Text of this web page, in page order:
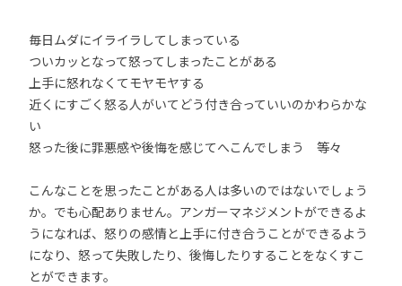
毎日ムダにイライラしてしまっている
ついカッとなって怒ってしまったことがある
上手に怒れなくてモヤモヤする
近くにすごく怒る人がいてどう付き合っていいのかわらかな
い
怒った後に罪悪感や後悔を感じてへこんでしまう 等々
こんなことを思ったことがある人は多いのではないでしょう
か。でも心配ありません。アンガーマネジメントができるよ
うになれば、怒りの感情と上手に付き合うことができるよう
になり、怒って失敗したり、後悔したりすることをなくすこ
とができます。